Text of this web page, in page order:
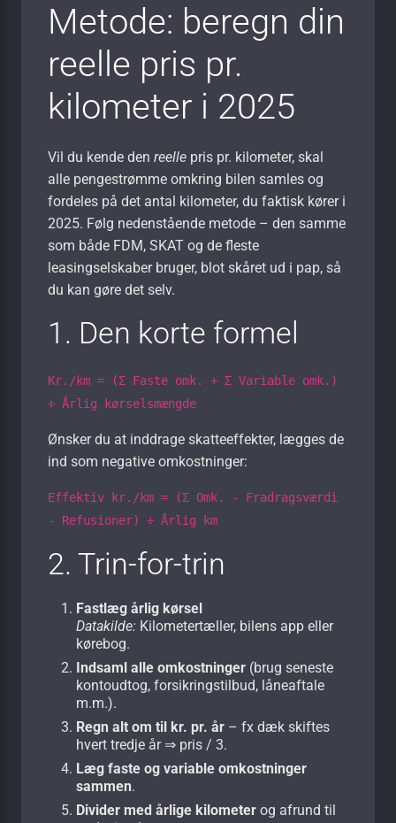
Metode: beregn din
reelle pris pr.
kilometer i 2025
Vil du kende den reelle pris pr. kilometer, skal
alle penge­strømme omkring bilen samles og
fordeles på det antal kilometer, du faktisk kører i
2025. Følg nedenstående metode – den samme
som både FDM, SKAT og de fleste
leasingselskaber bruger, blot skåret ud i pap, så
du kan gøre det selv.
1. Den korte formel
Kr./km = (Σ Faste omk. + Σ Variable omk.)
÷ Årlig kørsels­mængde
Ønsker du at inddrage skatte­effekter, lægges de
ind som negative omkostninger:
Effektiv kr./km = (Σ Omk. - Fradragsværdi
- Refusioner) ÷ Årlig km
2. Trin-for-trin
Fastlæg årlig kørsel
Datakilde: Kilometertæller, bilens app eller
kørebog.
Indsaml alle omkostninger (brug seneste
kontoudtog, forsikringstilbud, låneaftale
m.m.).
Regn alt om til kr. pr. år – fx dæk skiftes
hvert tredje år ⇒ pris / 3.
Læg faste og variable omkostninger
sammen.
Divider med årlige kilometer og afrund til